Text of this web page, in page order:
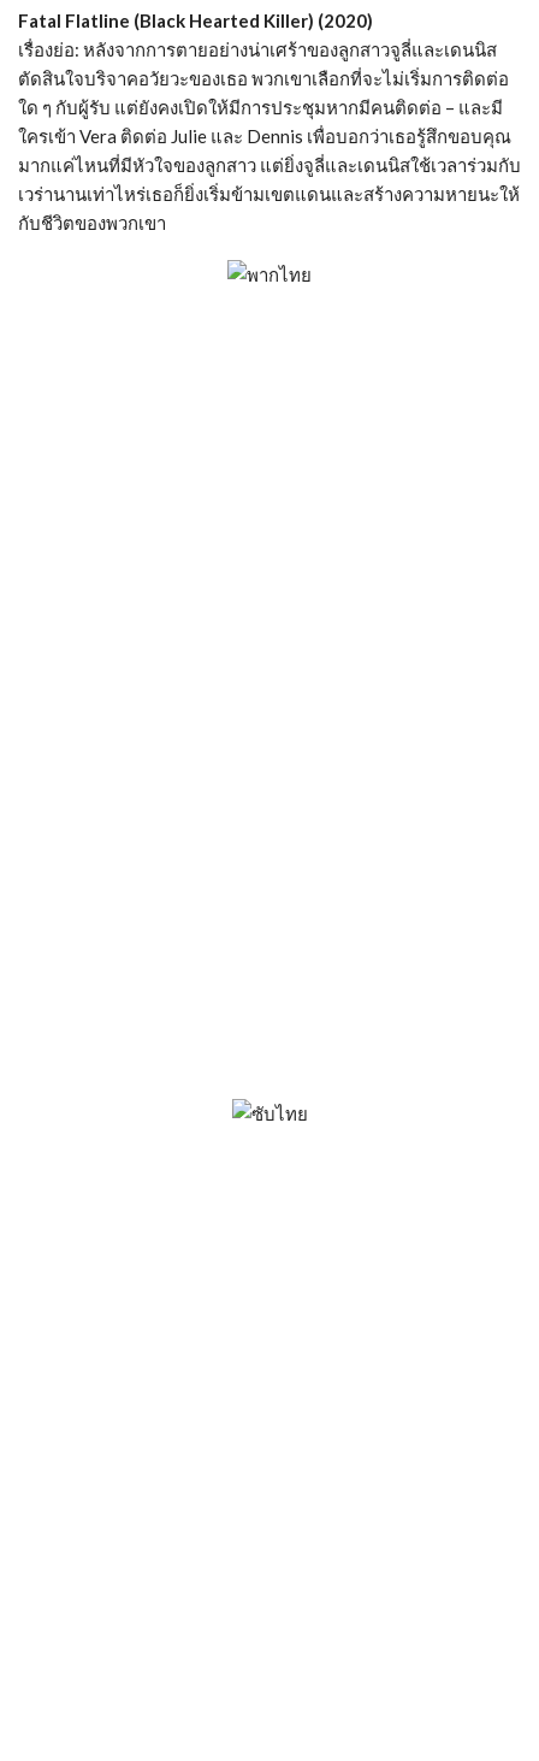
Fatal Flatline (Black Hearted Killer) (2020)
เรื่องย่อ: หลังจากการตายอย่างน่าเศร้าของลูกสาวจูลี่และเดนนิส
ตัดสินใจบริจาคอวัยวะของเธอ พวกเขาเลือกที่จะไม่เริ่มการติดต่อ
ใด ๆ กับผู้รับ แต่ยังคงเปิดให้มีการประชุมหากมีคนติดต่อ – และมี
ใครเข้า Vera ติดต่อ Julie และ Dennis เพื่อบอกว่าเธอรู้สึกขอบคุณ
มากแค่ไหนที่มีหัวใจของลูกสาว แต่ยิ่งจูลี่และเดนนิสใช้เวลาร่วมกับ
เวร่านานเท่าไหร่เธอก็ยิ่งเริ่มข้ามเขตแดนและสร้างความหายนะให้
กับชีวิตของพวกเขา